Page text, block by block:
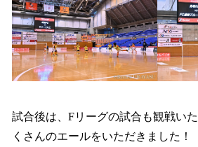
す
試合後は、Fリーグの試合も観戦い
くさんのエールをいただきました！